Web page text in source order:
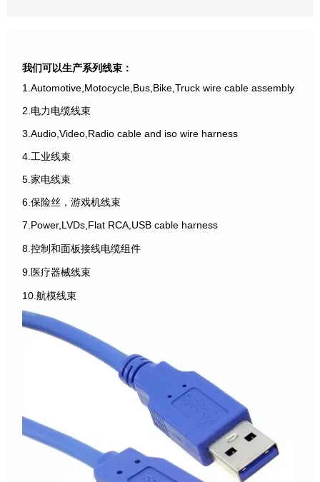
我们可以生产系列线束：
1.Automotive,Motocycle,Bus,Bike,Truck wire cable assembly
2.电力电缆线束
3.Audio,Video,Radio cable and iso wire harness
4.工业线束
5.家电线束
6.保险丝，游戏机线束
7.Power,LVDs,Flat RCA,USB cable harness
8.控制和面板接线电缆组件
9.医疗器械线束
10.航模线束